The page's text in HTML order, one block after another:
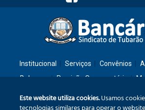
Institucional Serviços Convênios
Balanços
Previsão Orçamentária
Este website utiliza cookies.Usamos